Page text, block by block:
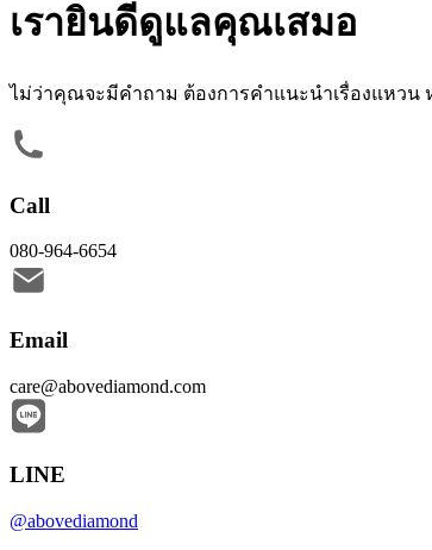
เรายินดีดูแลคุณเสมอ
ไม่ว่าคุณจะมีคำถาม ต้องการคำแนะนำเรื่องแหวน
Call
080-964-6654
Email
care@abovediamond.com
LINE
@abovediamond